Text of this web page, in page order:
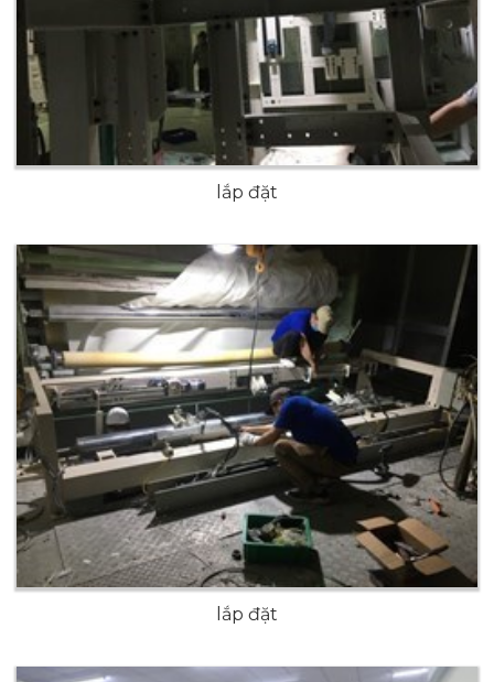
lắp đặt
lắp đặt